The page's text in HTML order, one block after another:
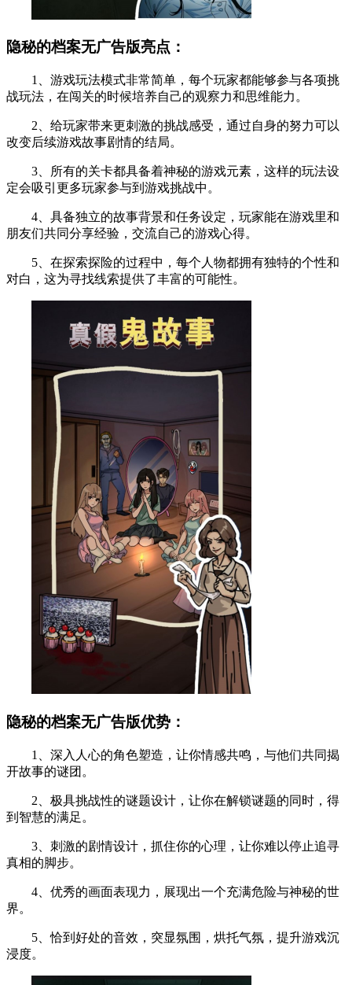
隐秘的档案无广告版亮点：
1、游戏玩法模式非常简单，每个玩家都能够参与各项挑
战玩法，在闯关的时候培养自己的观察力和思维能力。
2、给玩家带来更刺激的挑战感受，通过自身的努力可以
改变后续游戏故事剧情的结局。
3、所有的关卡都具备着神秘的游戏元素，这样的玩法设
定会吸引更多玩家参与到游戏挑战中。
4、具备独立的故事背景和任务设定，玩家能在游戏里和
朋友们共同分享经验，交流自己的游戏心得。
5、在探索探险的过程中，每个人物都拥有独特的个性和
对白，这为寻找线索提供了丰富的可能性。
隐秘的档案无广告版优势：
1、深入人心的角色塑造，让你情感共鸣，与他们共同揭
开故事的谜团。
2、极具挑战性的谜题设计，让你在解锁谜题的同时，得
到智慧的满足。
3、刺激的剧情设计，抓住你的心理，让你难以停止追寻
真相的脚步。
4、优秀的画面表现力，展现出一个充满危险与神秘的世
界。
5、恰到好处的音效，突显氛围，烘托气氛，提升游戏沉
浸度。